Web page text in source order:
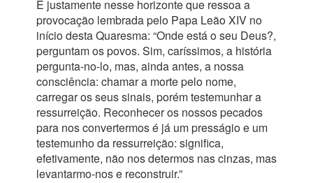
É justamente nesse horizonte que ressoa a
provocação lembrada pelo Papa Leão XIV no
início desta Quaresma: “Onde está o seu Deus?,
perguntam os povos. Sim, caríssimos, a história
pergunta-no-lo, mas, ainda antes, a nossa
consciência: chamar a morte pelo nome,
carregar os seus sinais, porém testemunhar a
ressurreição. Reconhecer os nossos pecados
para nos convertermos é já um presságio e um
testemunho da ressurreição: significa,
efetivamente, não nos determos nas cinzas, mas
levantarmo-nos e reconstruir.”